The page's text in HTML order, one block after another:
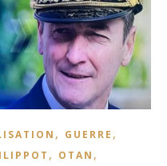
, GUERRE ,
, OTAN ,